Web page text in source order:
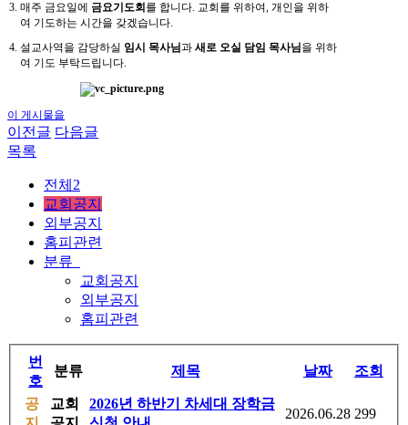
매주 금요일에금요기도회를 합니다. 교회를 위하여, 개인을 위하
여 기도하는 시간을 갖겠습니다.
설교사역을 감당하실 임시 목사님과새로 오실 담임 목사님을 위하
여 기도 부탁드립니다.
이 게시물을
이전글 다음글
목록
전체2
교회공지
외부공지
홈피관련
분류
교회공지
외부공지
홈피관련
번
호
분류 제목 날짜 조회
공
교회
2026년 하반기 차세대 장학금
2026.06.28 299